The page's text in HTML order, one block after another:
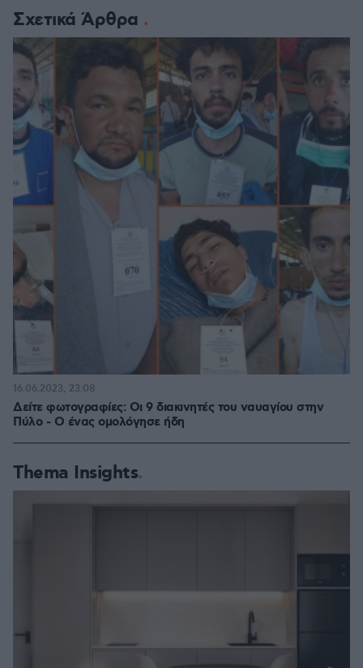
Σχετικά Άρθρα
Δείτε φωτογραφίες: Οι 9 διακινητές του ναυαγίου στην
Πύλο - Ο ένας ομολόγησε ήδη
16.06.2023, 23:08
Thema Insights